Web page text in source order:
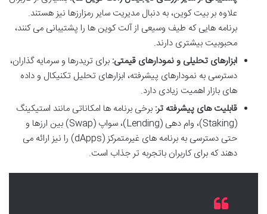
علاوه بر بیت کوین، به دنبال مدیریت سایر رمزارزها نیز هستند.
برنامه هایی که طیف وسیعی از آلت کوین ها را پشتیبانی می کنند،
محبوبیت بیشتری دارند.
ابزارهای تحلیلی و نمودارهای قیمتی: برای تریدرها و سرمایه گذاران،
دسترسی به نمودارهای پیشرفته، ابزارهای تحلیل تکنیکال و داده
های بازار اهمیت زیادی دارد.
قابلیت های پیشرفته تر: برخی برنامه ها امکاناتی مانند استیکینگ
(Staking)، وام دهی (Lending)، سواپ (Swap) بین ارزها و
حتی دسترسی به برنامه های غیرمتمرکز (dApps) را نیز ارائه می
دهند که برای کاربران باتجربه تر جذاب است.